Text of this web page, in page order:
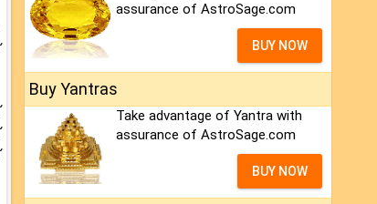
assurance of AstroSage.com
BUY NOW
Buy Yantras
Take advantage of Yantra with
assurance of AstroSage.com
BUY NOW